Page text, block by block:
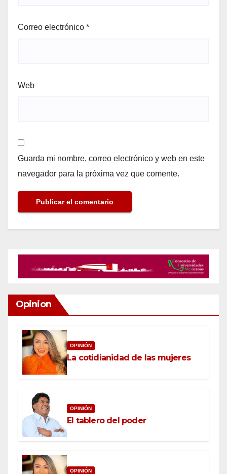
Correo electrónico *
Web
Guarda mi nombre, correo electrónico y web en este
navegador para la próxima vez que comente.
Opinion
OPINIÓN
La cotidianidad de las mujeres
OPINIÓN
El tablero del poder
OPINIÓN